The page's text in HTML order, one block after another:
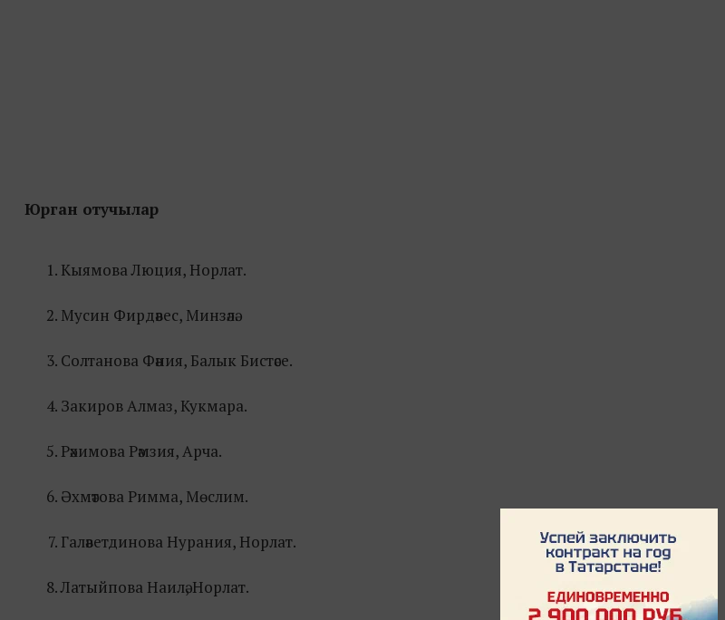
Юрган отучылар
Кыямова Люция, Норлат.
Мусин Фирдәвес, Минзәлә.
Солтанова Фәния, Балык Бистәсе.
Закиров Алмаз, Кукмара.
Рәхимова Рәмзия, Арча.
Әхмәтова Римма, Мөслим.
Галәветдинова Нурания, Норлат.
Латыйпова Наилә, Норлат.